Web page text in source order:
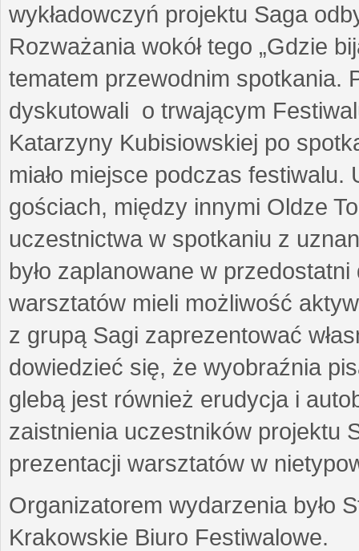
wykładowczyń projektu Saga
Rozważania wokół tego „Gdzie
tematem przewodnim spotkania.
dyskutowali o trwającym
Katarzyny Kubisiowskiej po
miało miejsce podczas
gościach, między innymi Oldze
uczestnictwa w spotkaniu z
było zaplanowane w
warsztatów mieli możliwość
z grupą Sagi zaprezentować
dowiedzieć się, że wyobraźnia
glebą jest również erudycja i
zaistnienia uczestników projektu
prezentacji warsztatów w
Organizatorem wydarzenia było
Krakowskie Biuro Festiwalowe.